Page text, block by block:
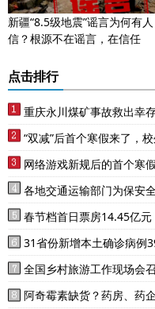
新疆“8.5级地震”谣言为何有人
信？根源不在谣言，在信任
点击排行
重庆永川煤矿事故救出幸
“双减”后首个寒假来了，
网络游戏新规后的首个寒
各地交通运输部门为保安
春节档首日票房14.45亿
31省份新增本土确诊病例
全国乡村旅游工作现场会
阿奇霉素缺货？药房、药